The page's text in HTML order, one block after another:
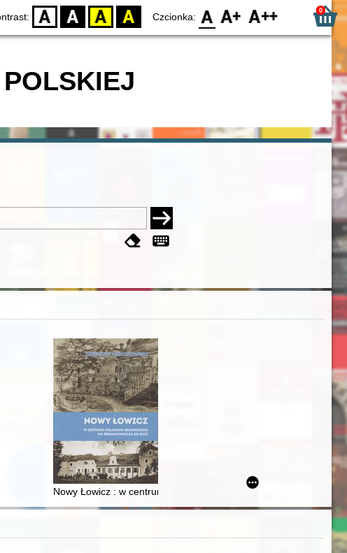
D BW YB BY Czcionka: F0 F1 F2 0
rodu ŚlązakaNowy Łowicz : w centrum poligonu drawskiego od średniowiecza